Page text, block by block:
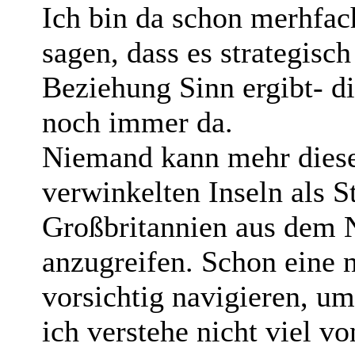
Ich bin da schon
sagen, dass es
Beziehung Sinn ergibt-
noch immer da.
Niemand kann mehr
verwinkelten Inseln als
Großbritannien aus dem
anzugreifen. Schon eine
vorsichtig navigieren,
ich verstehe nicht viel